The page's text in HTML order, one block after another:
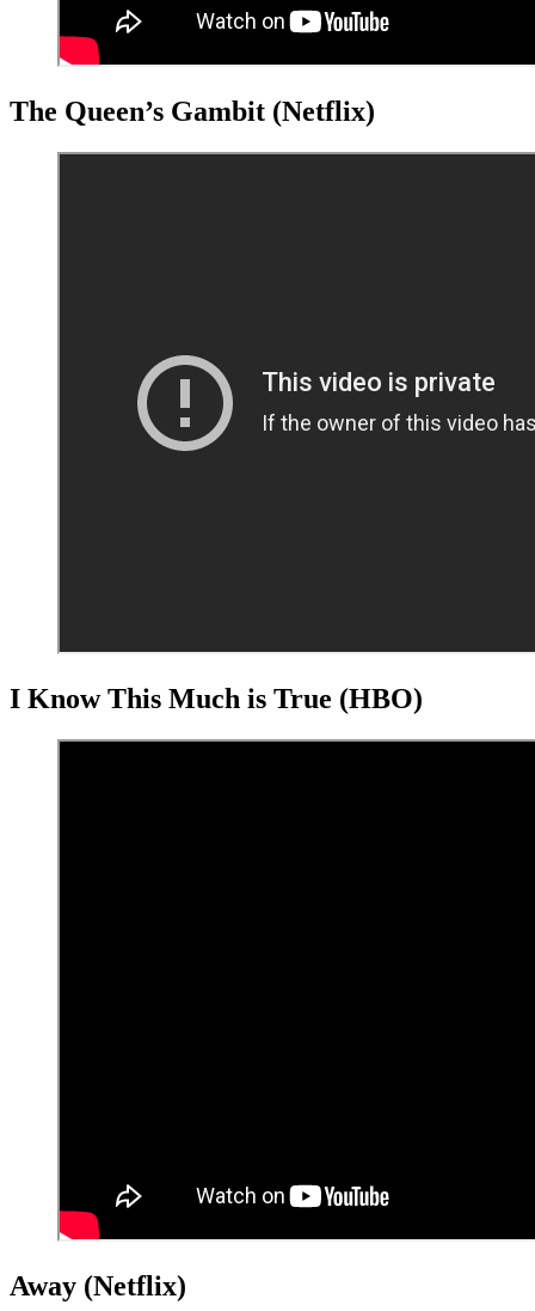
The Queen’s Gambit (Netflix)
I Know This Much is True (HBO)
Away (Netflix)